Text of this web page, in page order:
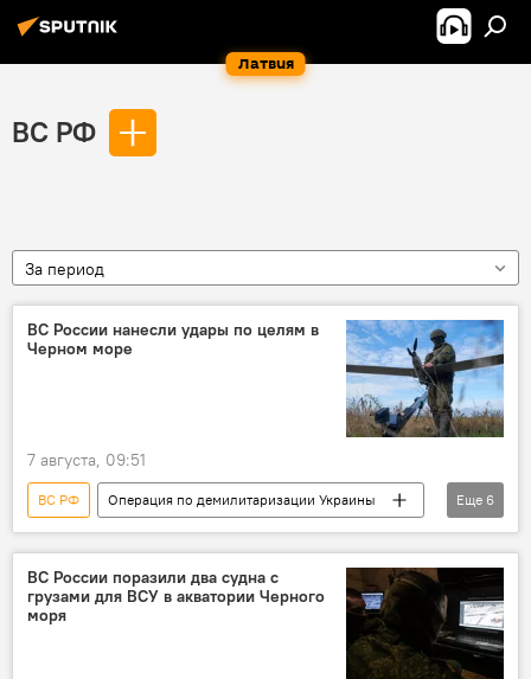
Латвия
ВС РФ
За период
ВС России нанесли удары по целям в
Черном море
7 августа, 09:51
ВС РФ
Операция по демилитаризации Украины
Россия
Украина
военная операция
беспилотник
ВСУ
Еще 6
ВС России поразили два судна с
грузами для ВСУ в акватории Черного
моря